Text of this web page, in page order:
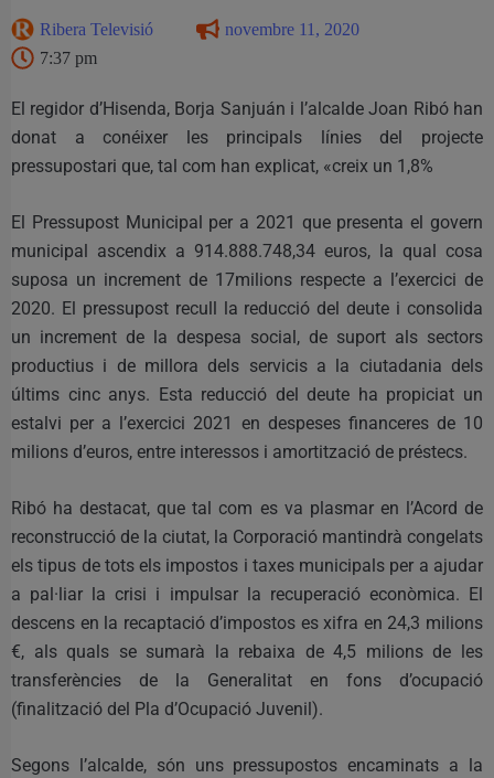
Ribera Televisió
novembre 11, 2020
7:37 pm
El regidor d’Hisenda, Borja Sanjuán i l’alcalde Joan Ribó han
donat a conéixer les principals línies del projecte
pressupostari que, tal com han explicat, «creix un 1,8%
El Pressupost Municipal per a 2021 que presenta el govern
municipal ascendix a 914.888.748,34 euros, la qual cosa
suposa un increment de 17milions respecte a l’exercici de
2020. El pressupost recull la reducció del deute i consolida
un increment de la despesa social, de suport als sectors
productius i de millora dels servicis a la ciutadania dels
últims cinc anys. Esta reducció del deute ha propiciat un
estalvi per a l’exercici 2021 en despeses financeres de 10
milions d’euros, entre interessos i amortització de préstecs.
Ribó ha destacat, que tal com es va plasmar en l’Acord de
reconstrucció de la ciutat, la Corporació mantindrà congelats
els tipus de tots els impostos i taxes municipals per a ajudar
a pal·liar la crisi i impulsar la recuperació econòmica. El
descens en la recaptació d’impostos es xifra en 24,3 milions
€, als quals se sumarà la rebaixa de 4,5 milions de les
transferències de la Generalitat en fons d’ocupació
(finalització del Pla d’Ocupació Juvenil).
Segons l’alcalde, són uns pressupostos encaminats a la